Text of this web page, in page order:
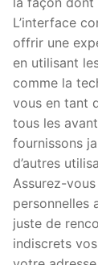
L’interface
offrir une
en utilisant
comme la
vous en tant
tous les
fournissons
d’autres
Assurez-
personnelles
juste de
indiscrets